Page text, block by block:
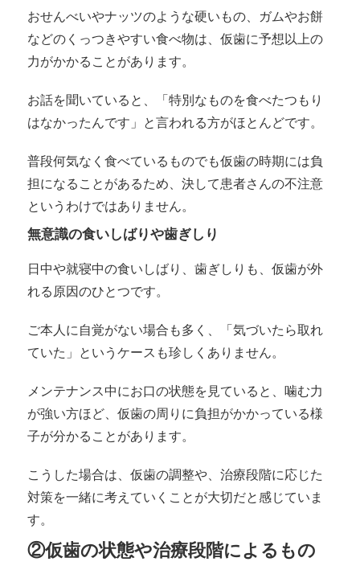
おせんべいやナッツのような硬いもの、ガムやお餅
などのくっつきやすい食べ物は、仮歯に予想以上の
力がかかることがあります。
お話を聞いていると、「特別なものを食べたつもり
はなかったんです」と言われる方がほとんどです。
普段何気なく食べているものでも仮歯の時期には負
担になることがあるため、決して患者さんの不注意
というわけではありません。
無意識の食いしばりや歯ぎしり
日中や就寝中の食いしばり、歯ぎしりも、仮歯が外
れる原因のひとつです。
ご本人に自覚がない場合も多く、「気づいたら取れ
ていた」というケースも珍しくありません。
メンテナンス中にお口の状態を見ていると、噛む力
が強い方ほど、仮歯の周りに負担がかかっている様
子が分かることがあります。
こうした場合は、仮歯の調整や、治療段階に応じた
対策を一緒に考えていくことが大切だと感じていま
す。
②仮歯の状態や治療段階によるもの